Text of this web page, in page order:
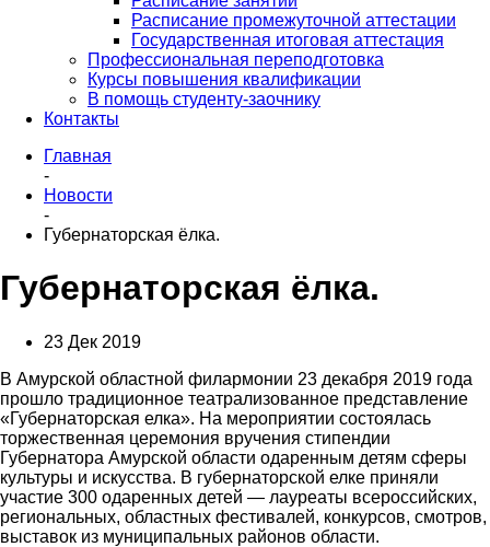
Расписание промежуточной аттестации
Государственная итоговая аттестация
Профессиональная переподготовка
Курсы повышения квалификации
В помощь студенту-заочнику
Контакты
Главная
-
Новости
-
Губернаторская ёлка.
Губернаторская ёлка.
23 Дек 2019
В Амурской областной филармонии 23 декабря 2019 года
прошло традиционное театрализованное представление
«Губернаторская елка». На мероприятии состоялась
торжественная церемония вручения стипендии
Губернатора Амурской области одаренным детям сферы
культуры и искусства. В губернаторской елке приняли
участие 300 одаренных детей — лауреаты всероссийских,
региональных, областных фестивалей, конкурсов, смотров,
выставок из муниципальных районов области.